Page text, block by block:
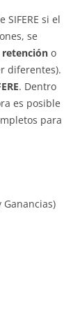
si el
se
retención o
diferentes).
. Dentro
es posible
para
Ganancias)